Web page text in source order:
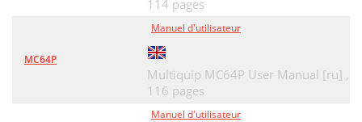
114 pages
MC64P
Manuel d'utilisateur
Multiquip MC64P User Manual [ru] ,
116 pages
Manuel d'utilisateur